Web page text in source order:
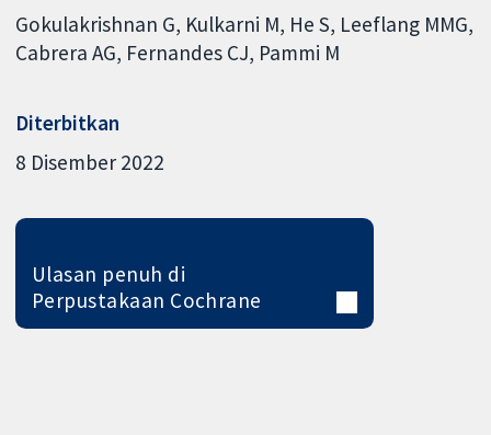
Gokulakrishnan G Kulkarni M He S Leeflang MMG
Cabrera AG Fernandes CJ Pammi M
Diterbitkan
8 Disember 2022
Ulasan penuh di
Perpustakaan Cochrane